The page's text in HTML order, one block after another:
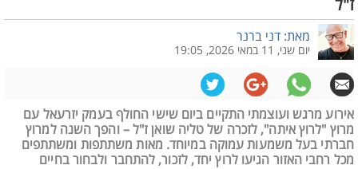
ז"ל
מאת: דני ברנר
יום שני, 11 במאי 2026, 19:05
אירוע מרגש ועוצמתי התקיים ביום שישי החולף בעמק יזרעאל עם
מרוץ "לרוץ איתה", לזכרה של טליה שואן ז"ל – והפך השנה למרוץ
חברתי בעל משמעות עמוקה במיוחד. מאות משתתפות ומשתתפים
מכל רחבי האזור הגיעו לרוץ יחד, לזכור, להתחבר ולבחור בחיים